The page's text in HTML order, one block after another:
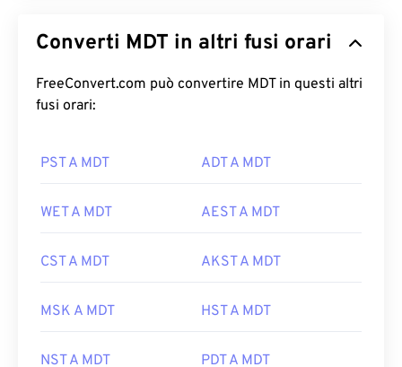
Converti MDT in altri fusi orari
FreeConvert.com può convertire MDT in questi altri
fusi orari:
PST A MDT ADT A MDT
WET A MDT AEST A MDT
CST A MDT AKST A MDT
MSK A MDT HST A MDT
NST A MDT PDT A MDT